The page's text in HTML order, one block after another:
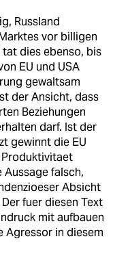
Russland
vor billigen
dies ebenso, bis
EU und USA
gewaltsam
der Ansicht, dass
Beziehungen
darf. Ist der
gewinnt die EU
Aussage falsch,
Absicht
fuer diesen Text
mit aufbauen
Agressor in diesem